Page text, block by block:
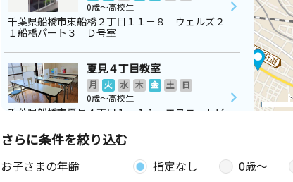
0歳～高校生
千葉県船橋市東船橋２丁目１１－８ ウェルズ２
１船橋パート３ Ｄ号室
夏見４丁目教室
月 火 水 木 金 土
日
0歳～高校生
千葉県船橋市夏見４丁目１－１１ エスコートビ
本町６丁目教室
木 金 土 日
さらに条件を絞り込む
お子さまの年齢 指定なし 0歳〜